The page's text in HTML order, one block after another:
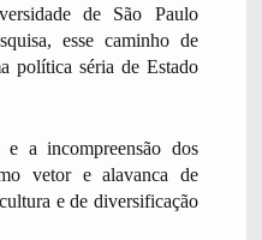
de São Paulo
esse caminho de
política séria de Estado
a incompreensão dos
vetor e alavanca de
e de diversificação